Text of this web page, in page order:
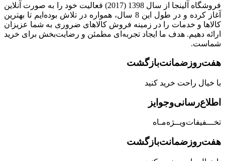
فروشگاه آلینجا از سال 1398 (2017) فعالیت خود را به صورت آنلاین
آغاز کرده و در طول این 8 سال، همواره در تلاش بوده‌ایم تا بهترین
کالاها و خدمات را در زمینه فروش کالاهای ضروری به شما عزیزان
ارائه دهیم. هدف ما ایجاد تجربه‌ای مطمئن و رضایت‌بخش برای خرید
شماست.
هفت‌روز‌ضمانت‌بازگشت
با خیال راحت خرید کنید
اطلاع‌رسانی‌و‌جوایز
تخـــفیفات‌ویــژه‌مـاه
هفت‌روز‌ضمانت‌بازگشت